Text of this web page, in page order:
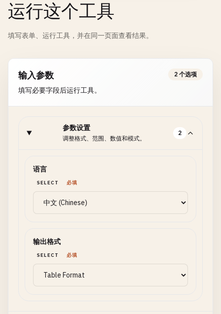
运行这个工具
填写表单、运行工具，并在同一页面查看结果。
输入参数
填写必要字段后运行工具。
2 个选项
参数设置
调整格式、范围、数值和模式。
2
语言
SELECT 必填
输出格式
SELECT 必填